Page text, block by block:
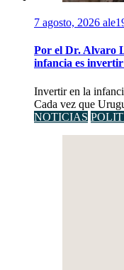
7 agosto, 2026
Por el Dr. Alvaro
infancia es
Invertir en la
Cada vez que
NOTICIAS